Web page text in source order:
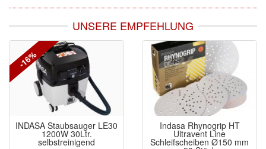
(3)
Proma
Sia
Spectral
StarChem
Sundstrom
UNSERE EMPFEHLUNG
INDASA Staubsauger LE30
1200W 30Ltr.
selbstreinigend
-16%
Indasa Rhynogrip HT
Ultravent Line
Schleifscheiben Ø150 mm